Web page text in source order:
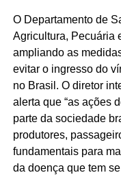
O Departamento de
Agricultura, Pecuária
ampliando as
evitar o ingresso do
no Brasil. O diretor
alerta que “as ações
parte da sociedade
produtores,
fundamentais para
da doença que tem